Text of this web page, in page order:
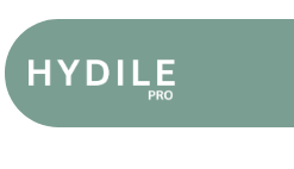
Se rendre au contenu